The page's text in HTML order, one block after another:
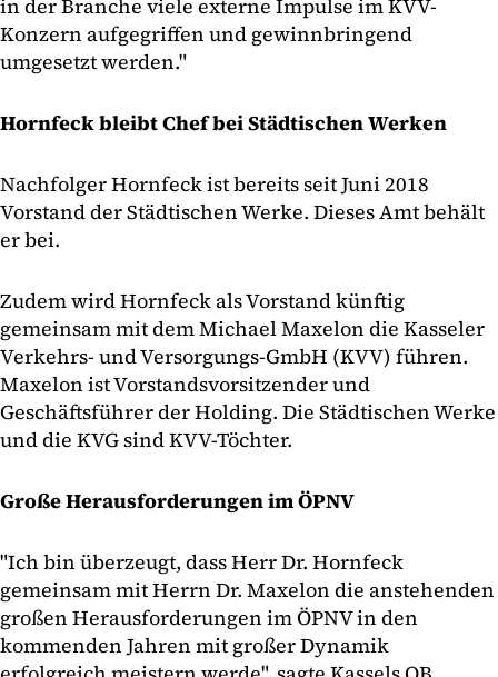
in der Branche viele externe Impulse im KVV-
Konzern aufgegriffen und gewinnbringend
umgesetzt werden."
Hornfeck bleibt Chef bei Städtischen Werken
Nachfolger Hornfeck ist bereits seit Juni 2018
Vorstand der Städtischen Werke. Dieses Amt behält
er bei.
Zudem wird Hornfeck als Vorstand künftig
gemeinsam mit dem Michael Maxelon die Kasseler
Verkehrs- und Versorgungs-GmbH (KVV) führen.
Maxelon ist Vorstandsvorsitzender und
Geschäftsführer der Holding. Die Städtischen Werke
und die KVG sind KVV-Töchter.
Große Herausforderungen im ÖPNV
"Ich bin überzeugt, dass Herr Dr. Hornfeck
gemeinsam mit Herrn Dr. Maxelon die anstehenden
großen Herausforderungen im ÖPNV in den
kommenden Jahren mit großer Dynamik